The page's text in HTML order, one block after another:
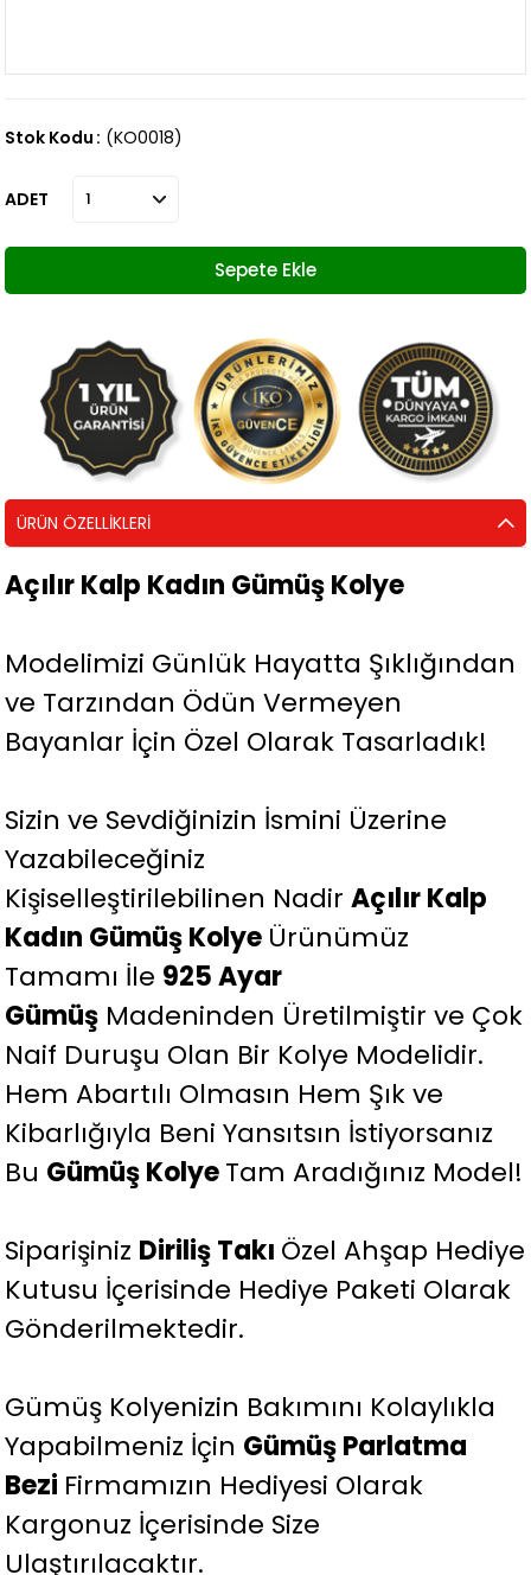
Stok Kodu (KO0018)
ADET
ÜRÜN ÖZELLIKLERI
Açılır Kalp Kadın Gümüş Kolye
Modelimizi Günlük Hayatta Şıklığından
ve Tarzından Ödün Vermeyen
Bayanlar İçin Özel Olarak Tasarladık!
Sizin ve Sevdiğinizin İsmini Üzerine
Yazabileceğiniz
Kişiselleştirilebilinen NadirAçılır Kalp
Kadın Gümüş Kolye Ürünümüz
Tamamı İle 925 Ayar
Gümüş Madeninden Üretilmiştir ve Çok
Naif Duruşu Olan Bir Kolye Modelidir.
Hem Abartılı Olmasın Hem Şık ve
Kibarlığıyla Beni Yansıtsın İstiyorsanız
Bu Gümüş KolyeTam Aradığınız Model!
Siparişiniz Diriliş Takı Özel Ahşap Hediye
Kutusu İçerisinde Hediye Paketi Olarak
Gönderilmektedir.
Gümüş Kolyenizin Bakımını Kolaylıkla
Yapabilmeniz İçin Gümüş Parlatma
Bezi Firmamızın Hediyesi Olarak
Kargonuz İçerisinde Size
Ulaştırılacaktır.